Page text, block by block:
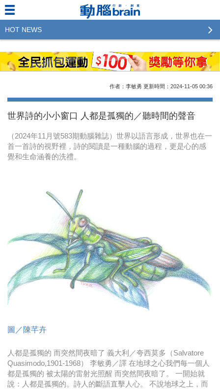
作者：李敏勇 更新時間：2024-11-05 00:36
世界詩的小小窗口 人都是孤獨的／聽時間的聲音
（2024年11月號583期動腦雜誌）世界以語言形成，世界也在一
首一首詩的視野裡，詩的閱讀是一種動腦的過程，更是心的感
覺和生命涵養的洗禮。
圖／陳芊卉
人都是孤獨的 而突然間夜暗了 義大利／夸西莫多（Salvatore
Quasimodo,1901-1968） 李敏勇／譯 在地球之心我們每一個人
都是孤獨的 被太陽的雷射光照醒 而突然間夜暗了。 一開始就
說：人都是孤獨的。詩人的斷語直擊人心。 不說地球之上，而
HOT NEWS
2023行銷傳播傑出貢獻獎 啟動徵件！期許參賽作品
更創新及具影響力
2022行銷傳播傑出貢獻獎得獎名單揭曉，近400位行
感美照
2023台灣民生快消品牌排行 14億次國民消費揭曉品
域動行銷公布人事異動
CSD中衛營運長張德成：中衛跳脫框架 玩出口罩新
金獎的代價 牛恆泰：沒人知道我失去什麼！
台灣百事食品 注重品牌體驗創造差異化
黃麗萍：媒體代理商有幫客戶升級的責任！
牛恆泰：媒體產業蛻變關鍵期，數位轉型該怎麼